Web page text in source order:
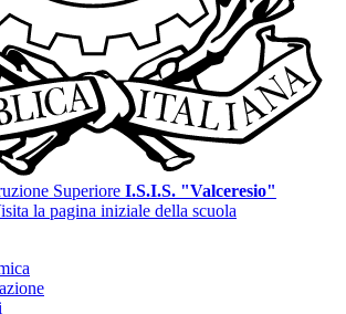
Superiore I.S.I.S. "Valceresio"
la pagina iniziale della scuola